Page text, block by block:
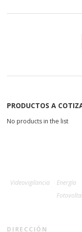
PRODUCTOS A
No products in the list
Videovigilancia
Energía
DIRECCIÓN